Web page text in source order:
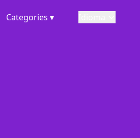
Categories ▾